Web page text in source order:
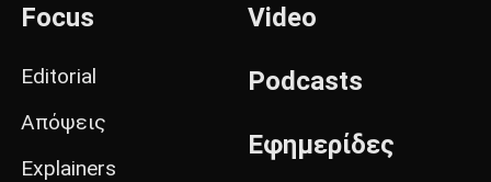
Focus
Editorial
Απόψεις
Explainers
Video
Podcasts
Εφημερίδες